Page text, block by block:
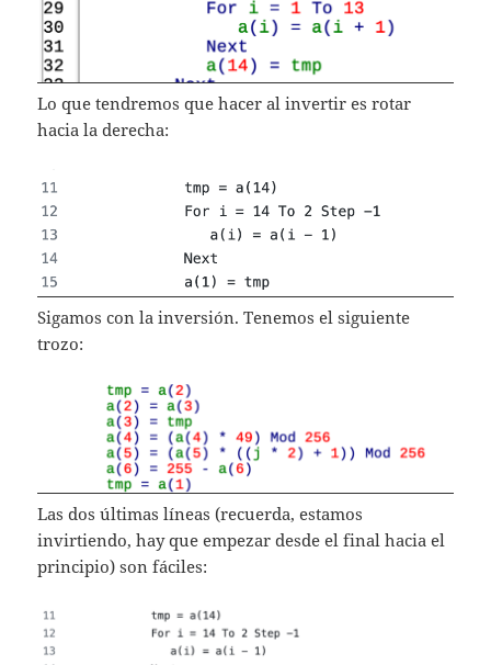
Lo que tendremos que hacer al invertir es rotar
hacia la derecha:
Sigamos con la inversión. Tenemos el siguiente
trozo:
Las dos últimas líneas (recuerda, estamos
invirtiendo, hay que empezar desde el final hacia el
principio) son fáciles: